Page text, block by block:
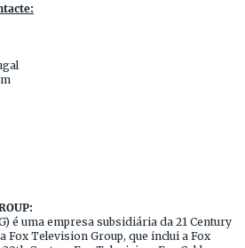
é uma empresa subsidiária da 21 Century
Fox Television Group, que inclui a Fox